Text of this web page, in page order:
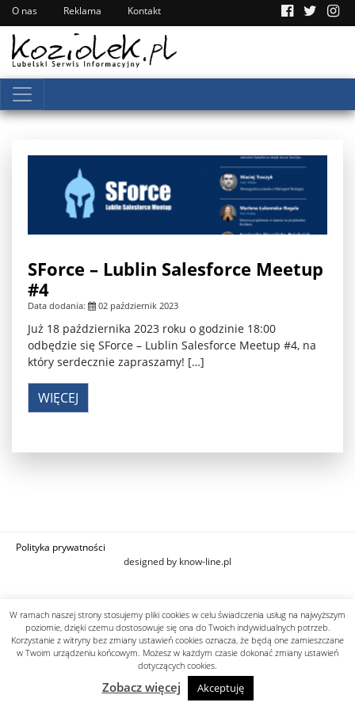
O nas Reklama Kontakt
SForce – Lublin Salesforce Meetup
#4
Data dodania: 02 październik 2023
Już 18 października 2023 roku o godzinie 18:00
odbędzie się SForce – Lublin Salesforce Meetup #4, na
który serdecznie zapraszamy! […]
WIĘCEJ
Polityka prywatności
designed by know-line.pl
W ramach naszej strony stosujemy pliki cookies w celu świadczenia usług na najwyższym
poziomie, dzięki czemu dostosowuje się ona do Twoich indywidualnych potrzeb.
Korzystanie z witryny bez zmiany ustawień cookies oznacza, że będą one zamieszczane
w Twoim urządzeniu końcowym. Możesz w każdym czasie dokonać zmiany ustawień
dotyczących cookies.
Zobacz więcej Akceptuję